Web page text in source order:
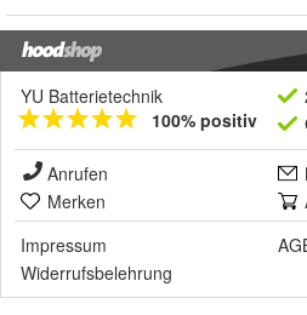
YU Batterietechnik
100% positiv
Anrufen
Merken
Impressum
Widerrufsbelehrung